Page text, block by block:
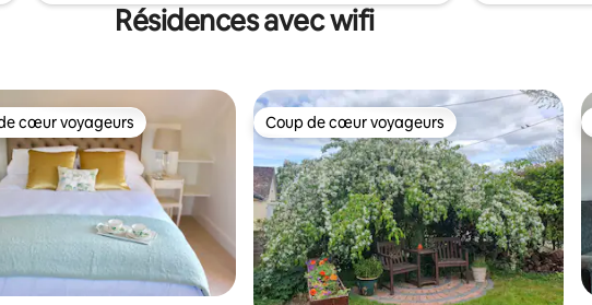
Résidences avec wifi
cœur voyageurs les plus appréciés
cœur voyageurs Coup de cœur voyageurs
Coup de cœur voyageurs